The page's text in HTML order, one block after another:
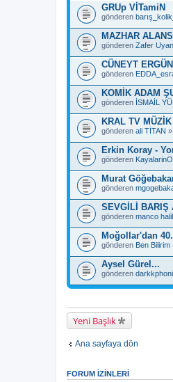
b
i
r
a
n
k
e
t
e
a
h
i
p
.
GRUp VİTamiN
gönderen
MAZHAR
gönderen Zafer
CÜNEYT
gönderen
KOMİK ADAM
gönderen İSMAİL
KRAL TV
gönderen ali TİTAN
Erkin Koray -
gönderen
Murat
gönderen
SEVGİLİ BARIŞ
gönderen manco halil
Moğollar'dan
gönderen Ben Bilirim
Aysel Gürel...
gönderen
Yeni Başlık
Ana sayfaya dön
FORUM IZINLERI